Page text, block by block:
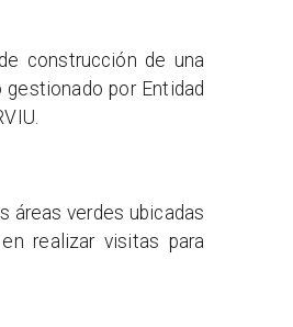
construcción de una
por Entidad
áreas verdes ubicadas
realizar visitas para